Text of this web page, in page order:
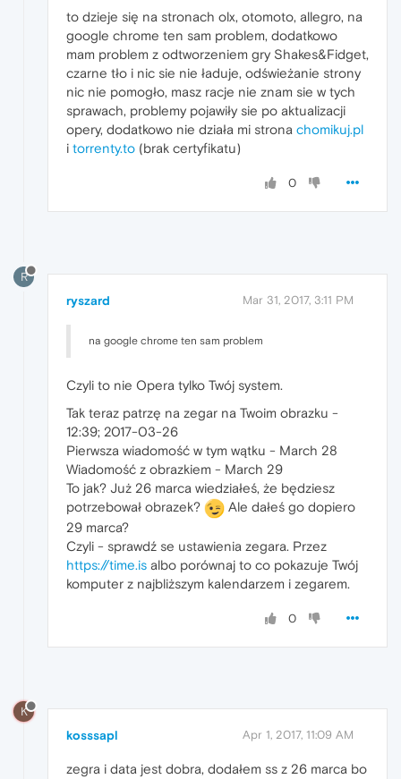
to dzieje się na stronach olx, otomoto, allegro, na
google chrome ten sam problem, dodatkowo
mam problem z odtworzeniem gry Shakes&Fidget,
czarne tło i nic sie nie ładuje, odświeżanie strony
nic nie pomogło, masz racje nie znam sie w tych
sprawach, problemy pojawiły sie po aktualizacji
opery, dodatkowo nie działa mi strona chomikuj.pl
i torrenty.to (brak certyfikatu)
0
R
ryszard Mar 31, 2017, 3:11 PM
na google chrome ten sam problem
Czyli to nie Opera tylko Twój system.
Tak teraz patrzę na zegar na Twoim obrazku -
12:39; 2017-03-26
Pierwsza wiadomość w tym wątku - March 28
Wiadomość z obrazkiem - March 29
To jak? Już 26 marca wiedziałeś, że będziesz
potrzebował obrazek?
Ale dałeś go dopiero
29 marca?
Czyli - sprawdź se ustawienia zegara. Przez
https://time.is albo porównaj to co pokazuje Twój
komputer z najbliższym kalendarzem i zegarem.
0
K
kosssapl Apr 1, 2017, 11:09 AM
zegra i data jest dobra, dodałem ss z 26 marca bo